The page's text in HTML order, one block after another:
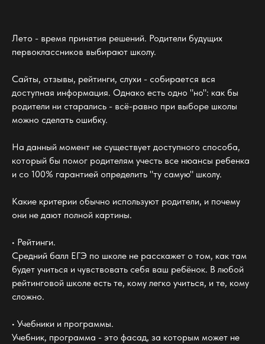
Лето - время принятия решений. Родители будущих
первоклассников выбирают школу.
Сайты, отзывы, рейтинги, слухи - собирается вся
доступная информация. Однако есть одно "но": как бы
родители ни старались - всё-равно при выборе школы
можно сделать ошибку.
На данный момент не существует доступного способа,
который бы помог родителям учесть все нюансы ребенка
и со 100% гарантией определить "ту самую" школу.
Какие критерии обычно используют родители, и почему
они не дают полной картины.
• Рейтинги.
Средний балл ЕГЭ по школе не расскажет о том, как там
будет учиться и чувствовать себя ваш ребёнок. В любой
рейтинговой школе есть те, кому легко учиться, и те, кому
сложно.
• Учебники и программы.
Учебник, программа - это фасад, за которым может не